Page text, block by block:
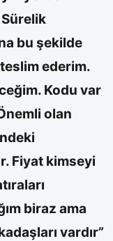
bu şekilde
ederim.
Kodu var
olan
Fiyat kimseyi
biraz ama
vardır”